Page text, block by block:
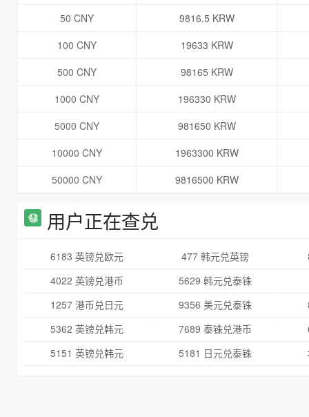
50 CNY
9816.5 KRW
100 CNY
19633 KRW
500 CNY
98165 KRW
1000 CNY
196330 KRW
5000 CNY
981650 KRW
10000 CNY
1963300 KRW
50000 CNY
9816500 KRW
用户正在查兑
6183 英镑兑欧元 477 韩元兑英镑
4022 英镑兑港币
5629 韩元兑泰铢
1257 港币兑日元
9356 美元兑泰铢
5362 英镑兑韩元
7689 泰铢兑港币
5151 英镑兑韩元
5181 日元兑泰铢